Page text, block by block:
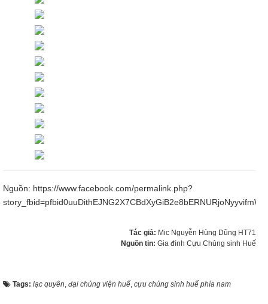
Nguồn: https://www.facebook.com/permalink.php?
Tác giả: Mic Nguyễn Hùng Dũng HT71
Nguồn tin: Gia đình Cựu Chủng sinh Huế
Tags: lạc quyên đại chủng viện huế cựu chủng sinh huế phía nam